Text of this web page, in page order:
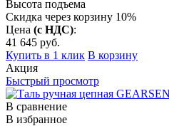
Высота подъема
Скидка через корзину 10%
Цена (с НДС):
41 645 руб.
Купить в 1 клик В корзину
Акция
Быстрый просмотр
В сравнение
В избранное